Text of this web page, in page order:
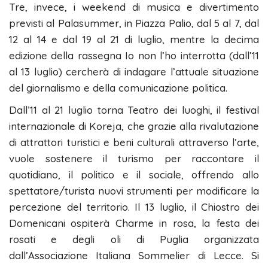
Tre, invece, i weekend di musica e divertimento
previsti al Palasummer, in Piazza Palio, dal 5 al 7, dal
12 al 14 e dal 19 al 21 di luglio, mentre la decima
edizione della rassegna Io non l’ho interrotta (dall’11
al 13 luglio) cercherà di indagare l’attuale situazione
del giornalismo e della comunicazione politica.
Dall’11 al 21 luglio torna Teatro dei luoghi, il festival
internazionale di Koreja, che grazie alla rivalutazione
di attrattori turistici e beni culturali attraverso l’arte,
vuole sostenere il turismo per raccontare il
quotidiano, il politico e il sociale, offrendo allo
spettatore/turista nuovi strumenti per modificare la
percezione del territorio. Il 13 luglio, il Chiostro dei
Domenicani ospiterà Charme in rosa, la festa dei
rosati e degli oli di Puglia organizzata
dall’Associazione Italiana Sommelier di Lecce. Si